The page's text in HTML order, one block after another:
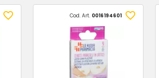
Cod. Art. 0016194601